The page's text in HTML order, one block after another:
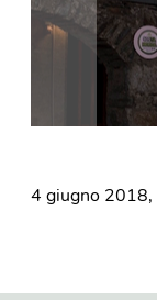
4 giugno 2018,